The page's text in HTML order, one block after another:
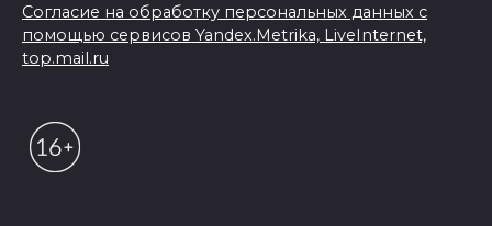
Согласие на обработку персональных данных с
помощью сервисов Yandex.Metrika, LiveInternet,
top.mail.ru